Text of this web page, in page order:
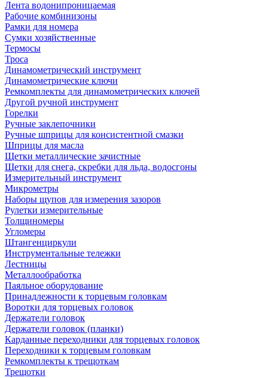
Лента водонипроницаемая
Рабочие комбинизоны
Рамки для номера
Сумки хозяйственные
Термосы
Троса
Динамометрический инструмент
Динамометрические ключи
Ремкомплекты для динамометрических ключей
Другой ручной инструмент
Горелки
Ручные заклепочники
Ручные шприцы для консистентной смазки
Шприцы для масла
Щетки металлические зачистные
Щетки для снега, скребки для льда, водосгоны
Измерительный инструмент
Микрометры
Наборы щупов для измерения зазоров
Рулетки измерительные
Толщиномеры
Угломеры
Штангенциркули
Инструментальные тележки
Лестницы
Металлообработка
Паяльное оборудование
Принадлежности к торцевым головкам
Воротки для торцевых головок
Держатели головок
Держатели головок (планки)
Карданные переходники для торцевых головок
Переходники к торцевым головкам
Ремкомплекты к трещоткам
Трещотки